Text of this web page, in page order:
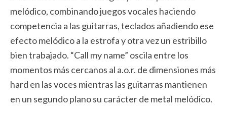
melódico, combinando juegos vocales haciendo
competencia a las guitarras, teclados añadiendo ese
efecto melódico a la estrofa y otra vez un estribillo
bien trabajado. “Call my name” oscila entre los
momentos más cercanos al a.o.r. de dimensiones más
hard en las voces mientras las guitarras mantienen
en un segundo plano su carácter de metal melódico.